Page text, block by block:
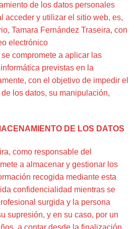
de los datos personales
acceder y utilizar el sitio web, es,
Tamara Fernández Traseira, con
electrónico
compromete a aplicar las
previstas en la
con el objetivo de impedir el
los datos, su manipulación,
DE LOS DATOS
como responsable del
a almacenar y gestionar los
recogida mediante esta
confidencialidad mientras se
surgida y la persona
supresión, y en su caso, por un
a contar desde la finalización